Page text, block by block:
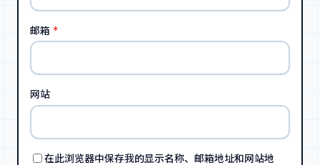
邮箱 *
网站
在此浏览器中保存我的显示名称、邮箱地址和网站地